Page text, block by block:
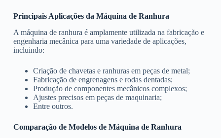
Principais Aplicações da Máquina de Ranhura
A máquina de ranhura é amplamente utilizada na fabricação e
engenharia mecânica para uma variedade de aplicações,
incluindo:
Criação de chavetas e ranhuras em peças de metal;
Fabricação de engrenagens e rodas dentadas;
Produção de componentes mecânicos complexos;
Ajustes precisos em peças de maquinaria;
Entre outros.
Comparação de Modelos de Máquina de Ranhura